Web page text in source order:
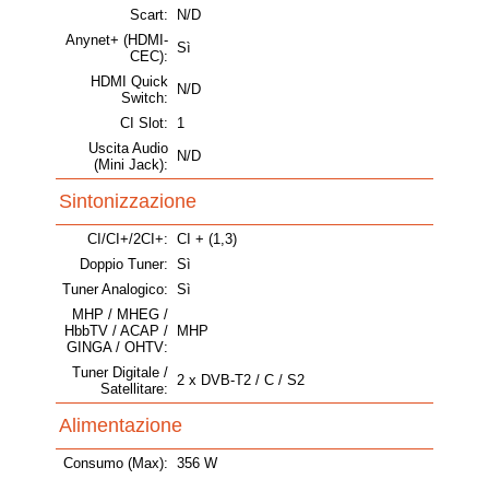
Scart:
N/D
Anynet+ (HDMI-
CEC):
Sì
HDMI Quick
Switch:
N/D
CI Slot:
1
Uscita Audio
(Mini Jack):
N/D
Sintonizzazione
CI/CI+/2CI+: CI + (1,3)
Doppio Tuner: Sì
Tuner Analogico: Sì
MHP / MHEG /
HbbTV / ACAP /
GINGA / OHTV:
MHP
Tuner Digitale /
Satellitare:
2 x DVB-T2 / C / S2
Alimentazione
Consumo (Max): 356 W